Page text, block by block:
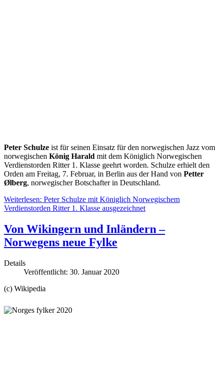
Peter Schulze ist für seinen Einsatz für den norwegischen Jazz vom
norwegischen König Harald mit dem Königlich Norwegischen
Verdienstorden Ritter 1. Klasse geehrt worden. Schulze erhielt den
Orden am Freitag, 7. Februar, in Berlin aus der Hand von Petter
Ølberg, norwegischer Botschafter in Deutschland.
Weiterlesen: Peter Schulze mit Königlich Norwegischem
Verdienstorden Ritter 1. Klasse ausgezeichnet
Von Wikingern und Inländern –
Norwegens neue Fylke
Details
Veröffentlicht: 30. Januar 2020
(c) Wikipedia